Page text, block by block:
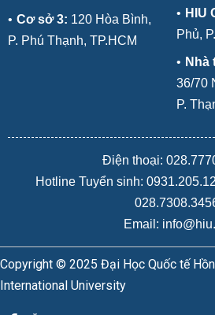
• Cơ sở 3: 120 Hòa Bình,
P. Phú Thạnh, TP.HCM
• HIU
Phủ,
• Nhà
36/70
P.
Điện thoại:
Hotline Tuyển sinh:
Email:
Copyright © 2025 Đại Học Quốc tế
International University